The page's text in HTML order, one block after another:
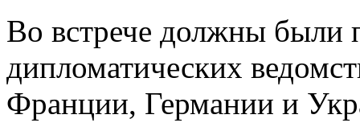
Во встрече должны были
дипломатических
Франции, Германии и